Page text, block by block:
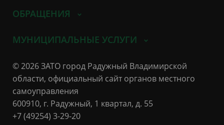
ОБРАЩЕНИЯ
МУНИЦИПАЛЬНЫЕ УСЛУГИ
© 2026 ЗАТО город Радужный Владимирской
области, официальный сайт органов местного
самоуправления
600910, г. Радужный, 1 квартал, д. 55
+7 (49254) 3-29-20